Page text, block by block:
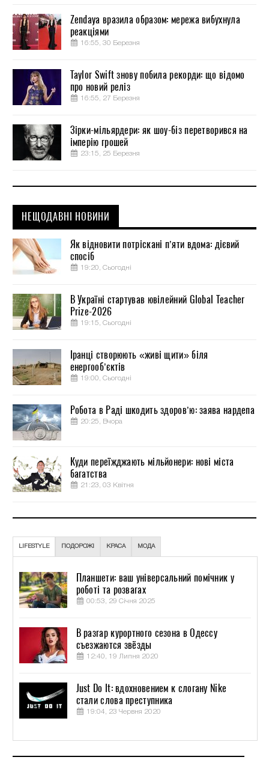
Zendaya вразила образом: мережа вибухнула
реакціями
16:55, 30 Березня
Taylor Swift знову побила рекорди: що відомо
про новий реліз
16:55, 27 Березня
Зірки-мільярдери: як шоу-біз перетворився на
імперію грошей
23:15, 25 Березня
НЕЩОДАВНІ НОВИНИ
Як відновити потріскані п’яти вдома: дієвий
спосіб
19:20, Сьогодні
В Україні стартував ювілейний Global Teacher
Prize-2026
19:15, Сьогодні
Іранці створюють «живі щити» біля
енергооб’єктів
19:00, Сьогодні
Робота в Раді шкодить здоров’ю: заява нардепа
20:25, Вчора
Куди переїжджають мільйонери: нові міста
багатства
21:23, 03 Квітня
LIFESTYLE ПОДОРОЖІ КРАСА МОДА
Планшети: ваш універсальний помічник у
роботі та розвагах
00:53, 29 Січня 2025
В разгар курортного сезона в Одессу
съезжаются звёзды
12:40, 19 Липня 2020
Just Do It: вдохновением к слогану Nike
стали слова преступника
19:04, 23 Червня 2020